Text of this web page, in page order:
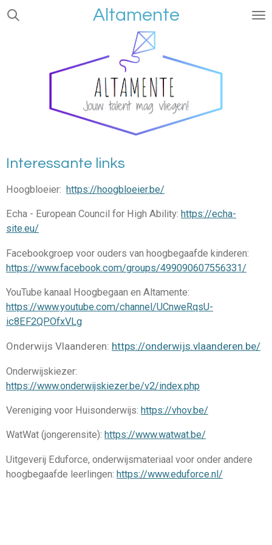
Ga
hoofdinhoud
Altamente
Interessante links
Hoogbloeier: https://hoogbloeier.be/
Echa - European Council for High Ability: https://echa-
site.eu/
Facebookgroep voor ouders van hoogbegaafde kinderen:
https://www.facebook.com/groups/499090607556331/
YouTube kanaal Hoogbegaan en Altamente:
https://www.youtube.com/channel/UCnweRqsU-
ic8EF2QPOfxVLg
Onderwijs Vlaanderen: https://onderwijs.vlaanderen.be/
Onderwijskiezer:
https://www.onderwijskiezer.be/v2/index.php
Vereniging voor Huisonderwijs: https://vhov.be/
WatWat (jongerensite): https://www.watwat.be/
Uitgeverij Eduforce, onderwijsmateriaal voor onder andere
hoogbegaafde leerlingen: https://www.eduforce.nl/